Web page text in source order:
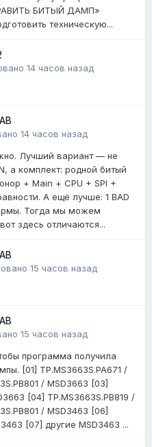
БИТЫЙ ДАМП»
техническую...
14 часов назад
14 часов назад
Лучший вариант — не
а комплект: родной битый
+ Main + CPU + SPI +
А ещё лучше: 1 BAD
Тогда мы можем
здесь отличаются...
15 часов назад
15 часов назад
программа получила
[01] TP.MS3663S.PA671 /
/ MSD3663 [03]
[04] TP.MS3663S.PB819 /
/ MSD3463 [06]
[07] другие MSD3463 ...